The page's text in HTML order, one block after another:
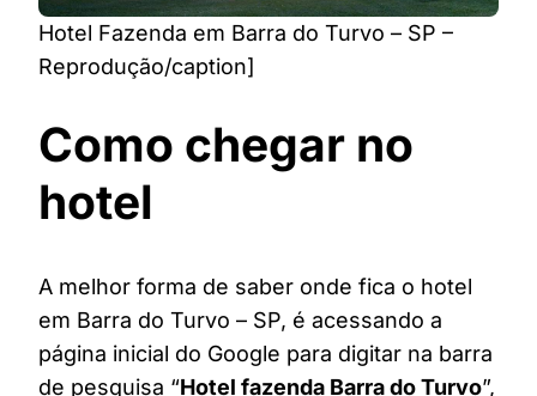
Hotel Fazenda em Barra do Turvo – SP –
Reprodução/caption]
Como chegar no
hotel
A melhor forma de saber onde fica o hotel
em Barra do Turvo – SP, é acessando a
página inicial do Google para digitar na barra
de pesquisa “Hotel fazenda Barra do Turvo”,